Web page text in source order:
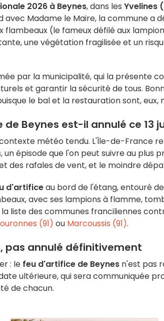
2026 à Beynes, dans les Yvelines
avec Madame le Maire, la commune a
(le fameux défilé aux
une végétation fragilisée et un
par la municipalité, qui la présente
et garantir la sécurité de tous.
le bal et la restauration sont, eux,
Beynes est-il annulé ce 13
météo tendu. L'Île-de-France
un épisode que l'on peut suivre au plus
des rafales de vent, et le moindre
d'artificeau bord de l'étang, entouré
avec ses lampions à flamme,
liste des communes franciliennes
(91) ou Marcoussis (91).
pas annulé définitivement
: le feu d'artifice de Beynes n'est pas
ultérieure, qui sera communiquée
de chacun.